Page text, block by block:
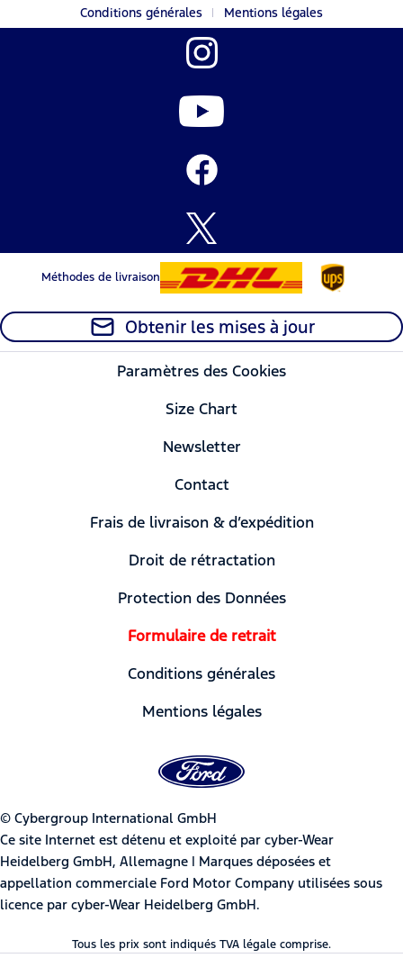
Conditions générales
Mentions légales
Méthodes de livraison
Obtenir les mises à jour
Paramètres des Cookies
Size Chart
Newsletter
Contact
Frais de livraison & d’expédition
Droit de rétractation
Protection des Données
Formulaire de retrait
Conditions générales
Mentions légales
© Cybergroup International GmbH
Ce site Internet est détenu et exploité par cyber-Wear
Heidelberg GmbH, Allemagne | Marques déposées et
appellation commerciale Ford Motor Company utilisées sous
licence par cyber-Wear Heidelberg GmbH.
Tous les prix sont indiqués TVA légale comprise.